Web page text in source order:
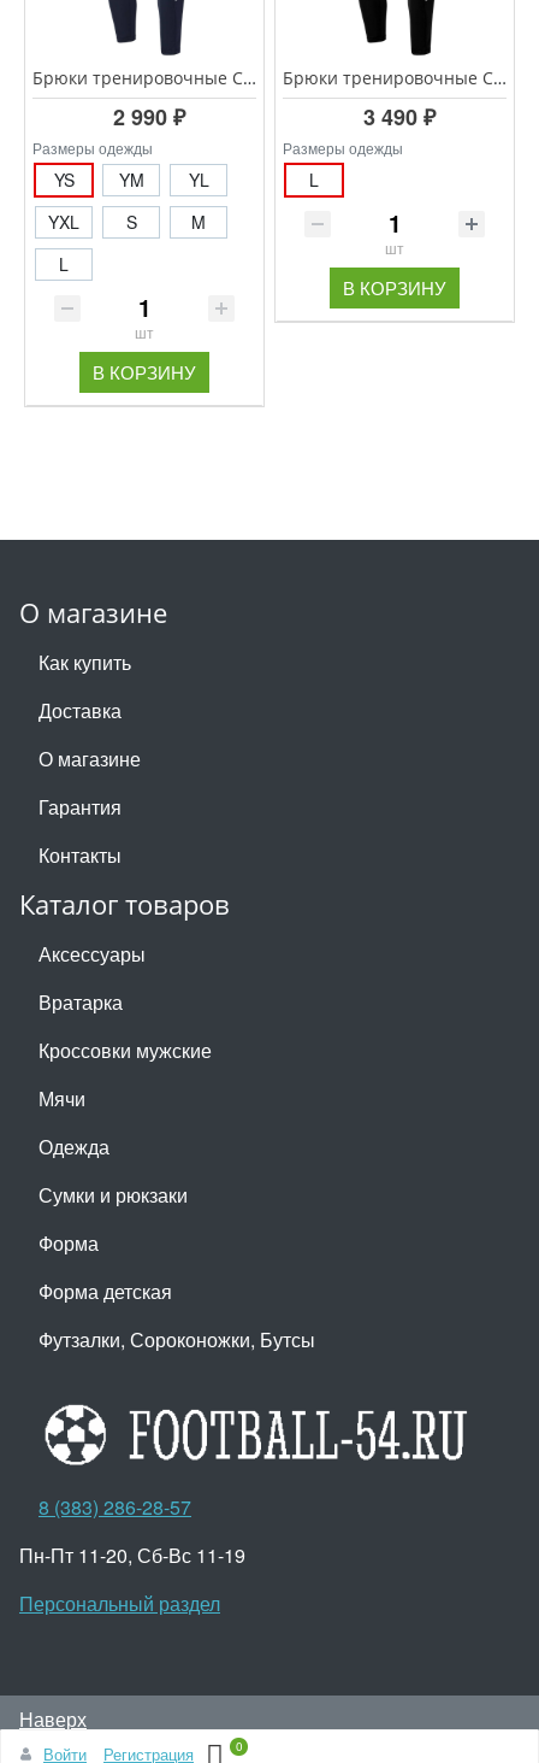
Брюки тренировочные CAMP 2 Training Pants, Тёмно-синий
2 990 ₽
Размеры одежды
YS YM
YL
YXL
S
M
L
шт
В КОРЗИНУ
Брюки тренировочные CAMP 2 Training Pants, черный
3 490 ₽
Размеры одежды
L
шт
В КОРЗИНУ
О магазине
Как купить
Доставка
О магазине
Гарантия
Контакты
Каталог товаров
Аксессуары
Вратарка
Кроссовки мужские
Мячи
Одежда
Сумки и рюкзаки
Форма
Форма детская
Футзалки, Сороконожки, Бутсы
8 (383) 286-28-57
Пн-Пт 11-20, Сб-Вс 11-19
Персональный раздел
Наверх
© Интернет-магазин ПроФутбол, 2009-2022
Войти Регистрация 0